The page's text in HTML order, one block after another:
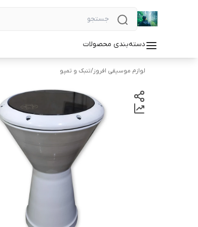
دسته‌بندی محصولات
لوازم موسیقی افروز/تنبک و تمپو